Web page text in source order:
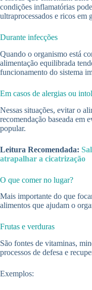
condições inflamatórias
ultraprocessados e ricos em
Durante infecções
Quando o organismo está
alimentação equilibrada
funcionamento do sistema
Em casos de alergias ou
Nessas situações, evitar o
recomendação baseada em
popular.
Leitura Recomendada:
atrapalhar a cicatrização
O que comer no lugar?
Mais importante do que
alimentos que ajudam o
Frutas e verduras
São fontes de vitaminas,
processos de defesa e
Exemplos: